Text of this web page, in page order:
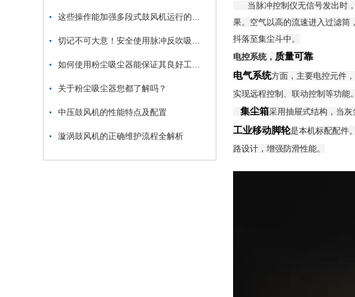
关于粉尘吸尘器您都了解吗？
中压鼓风机的性能特点及配置
漩涡鼓风机的正确维护流程全解析
当脉冲控制仪无信号发出时，
果。空气以高的流速进入过滤筒
抖落至集尘斗中。
电控系统， 质量可靠
电气系统方面，主要电控元件
实现远程控制、联动控制等功能。
集尘箱采用抽屉式结构，当
工业移动脚轮是本机标配配件
路设计，增强防滑性能。